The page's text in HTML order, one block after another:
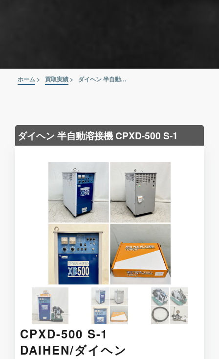
ホーム > 買取実績 > ダイヘン 半自動溶接機 CPXD-500 S-1
ダイヘン 半自動溶接機 CPXD-500 S-1
CPXD-500 S-1
DAIHEN/ダイヘン